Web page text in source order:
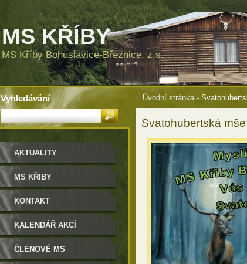
MS KŘÍBY
MS Kříby Bohuslavice-Březnice, z.s.
Úvodní stránka -
Svatohubertská mše
AKTUALITY
MS KŘIBY
KONTAKT
KALENDÁŘ AKCÍ
ČLENOVÉ MS
Vyhledávání